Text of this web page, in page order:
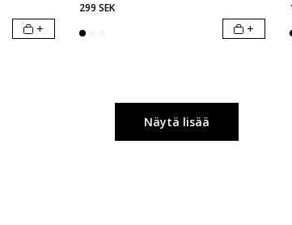
+
299 SEK
+
Näytä lisää